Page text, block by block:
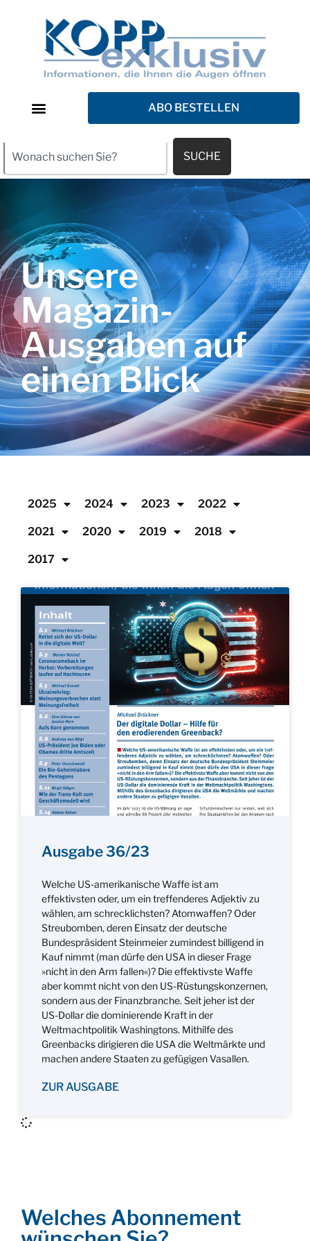
ABO BESTELLEN
SUCHE
Unsere
Magazin-
Ausgaben auf
einen Blick
2025 2024 2023 2022
2021 2020 2019 2018
2017
Ausgabe 36/23
Welche US-amerikanische Waffe ist am
effektivsten oder, um ein treffenderes Adjektiv zu
wählen, am schrecklichsten? Atomwaffen? Oder
Streubomben, deren Einsatz der deutsche
Bundespräsident Steinmeier zumindest billigend in
Kauf nimmt (man dürfe den USA in dieser Frage
»nicht in den Arm fallen«)? Die effektivste Waffe
aber kommt nicht von den US-Rüstungskonzernen,
sondern aus der Finanzbranche. Seit jeher ist der
US-Dollar die dominierende Kraft in der
Weltmachtpolitik Washingtons. Mithilfe des
Greenbacks dirigieren die USA die Weltmärkte und
machen andere Staaten zu gefügigen Vasallen.
ZUR AUSGABE
Welches Abonnement